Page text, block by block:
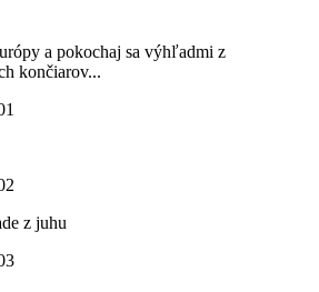
a pokochaj sa výhľadmi z
končiarov...
z juhu